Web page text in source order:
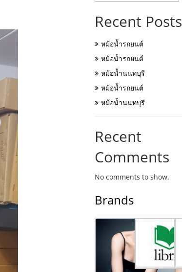
Recent Posts
หม้อน้ำรถยนต์
หม้อน้ำรถยนต์
หม้อน้ำนนทบุรี
หม้อน้ำรถยนต์
หม้อน้ำนนทบุรี
Recent
Comments
No comments to show.
Brands